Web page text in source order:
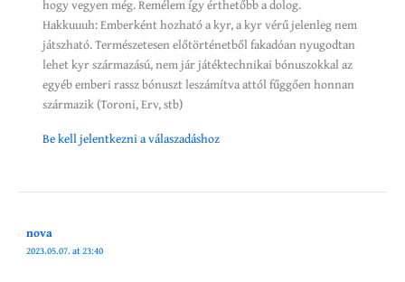
hogy vegyen még. Remélem így érthetőbb a dolog.
Hakkuuuh: Emberként hozható a kyr, a kyr vérű jelenleg nem
játszható. Természetesen előtörténetből fakadóan nyugodtan
lehet kyr származású, nem jár játéktechnikai bónuszokkal az
egyéb emberi rassz bónuszt leszámítva attól fűggően honnan
származik (Toroni, Erv, stb)
Be kell jelentkezni a válaszadáshoz
nova
2023.05.07. at 23:40